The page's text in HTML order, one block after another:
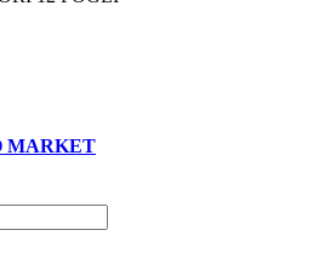
MARKET